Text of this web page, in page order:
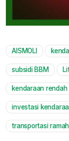
AISMOLI
subsidi BBM
kendaraan rendah
investasi
transportasi